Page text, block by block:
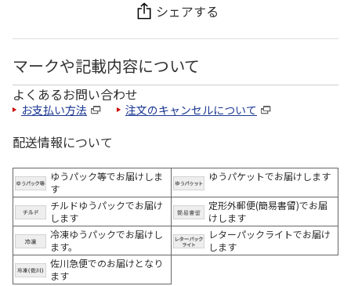
シェアする
マークや記載内容について
よくあるお問い合わせ
お支払い方法 注文のキャンセルについて
配送情報について
ゆうパック等でお届けしま
す
ゆうパケットでお届けします
チルドゆうパックでお届け
します
定形外郵便(簡易書留)でお届
けします
冷凍ゆうパックでお届けし
ます。
レターパックライトでお届け
します
佐川急便でのお届けとなり
ます